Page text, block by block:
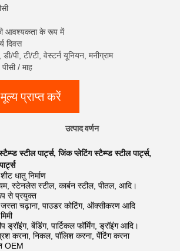
आवश्यकता के रूप में
दिवस
पी, टी/टी, वेस्टर्न यूनियन, मनीग्राम
/ माह
मूल्य प्राप्त करें
उत्पाद वर्णन
स्टील पार्ट्स,जिंक प्लेटिंग स्टैम्प्ड स्टील पार्ट्स,
धातु निर्माण
स्टेनलेस स्टील, कार्बन स्टील, पीतल, आदि।
से प्रयुक्त
चढ़ाना, पाउडर कोटिंग, ऑक्सीकरण आदि
ड्रॉइंग, बेंडिंग, पार्टिकल फॉर्मिंग, ड्रॉइंग आदि।
करना, निकल, पॉलिश करना, पेंटिंग करना
OEM